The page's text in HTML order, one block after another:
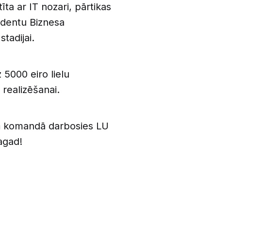
ar IT nozari, pārtikas
Biznesa
5000 eiro lielu
darbosies LU